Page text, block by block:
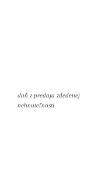
daň z predaja zdedenej
nehnuteľnosti